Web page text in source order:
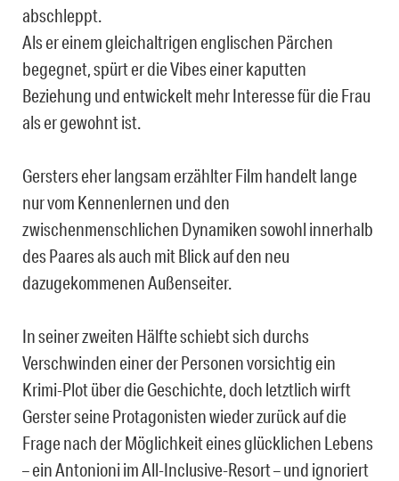
abschleppt.
Als er einem gleichaltrigen englischen Pärchen
begegnet, spürt er die Vibes einer kaputten
Beziehung und entwickelt mehr Interesse für die Frau
als er gewohnt ist.
Gersters eher langsam erzählter Film handelt lange
nur vom Kennenlernen und den
zwischenmenschlichen Dynamiken sowohl innerhalb
des Paares als auch mit Blick auf den neu
dazugekommenen Außenseiter.
In seiner zweiten Hälfte schiebt sich durchs
Verschwinden einer der Personen vorsichtig ein
Krimi-Plot über die Geschichte, doch letztlich wirft
Gerster seine Protagonisten wieder zurück auf die
Frage nach der Möglichkeit eines glücklichen Lebens
– ein Antonioni im All-Inclusive-Resort – und ignoriert